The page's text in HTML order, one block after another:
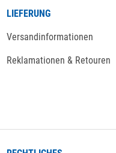
LIEFERUNG
Versandinformationen
Reklamationen & Retouren